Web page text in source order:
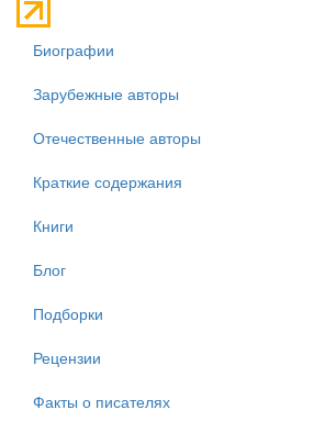
Биографии
Зарубежные авторы
Отечественные авторы
Краткие содержания
Книги
Блог
Подборки
Рецензии
Факты о писателях